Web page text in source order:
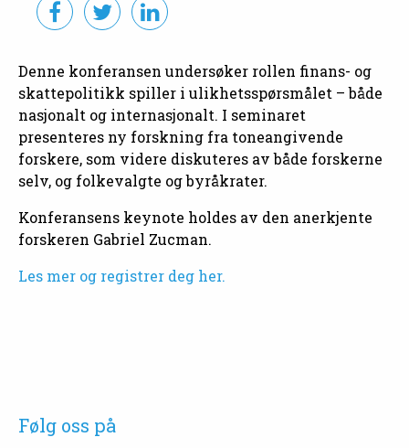
Denne konferansen undersøker rollen finans- og
skattepolitikk spiller i ulikhetsspørsmålet – både
nasjonalt og internasjonalt. I seminaret
presenteres ny forskning fra toneangivende
forskere, som videre diskuteres av både forskerne
selv, og folkevalgte og byråkrater.
Konferansens keynote holdes av den anerkjente
forskeren Gabriel Zucman.
Les mer og registrer deg her.
Følg oss på